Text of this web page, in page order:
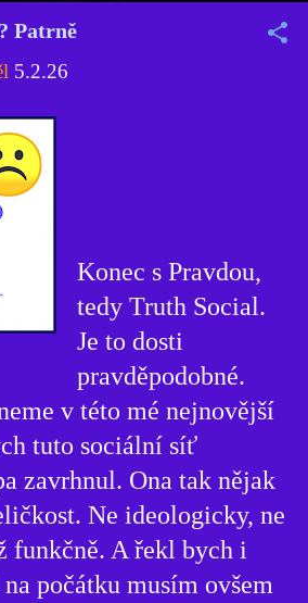
Patrně
5.2.26
Konec s Pravdou,
tedy Truth Social.
Je to dosti
pravděpodobné.
v této mé nejnovější
tuto sociální síť
zavrhnul. Ona tak nějak
Ne ideologicky, ne
funkčně. A řekl bych i
počátku musím ovšem